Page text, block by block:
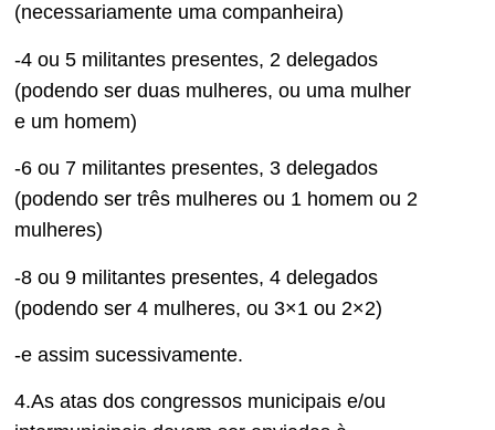
(necessariamente uma companheira)
-4 ou 5 militantes presentes, 2 delegados
(podendo ser duas mulheres, ou uma mulher
e um homem)
-6 ou 7 militantes presentes, 3 delegados
(podendo ser três mulheres ou 1 homem ou 2
mulheres)
-8 ou 9 militantes presentes, 4 delegados
(podendo ser 4 mulheres, ou 3×1 ou 2×2)
-e assim sucessivamente.
4.As atas dos congressos municipais e/ou